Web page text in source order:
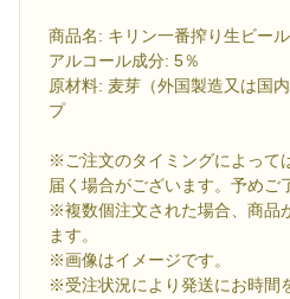
商品名: キリン一番搾り生ビール
アルコール成分: 5％
原材料: 麦芽（外国製造又は国
プ
※ご注文のタイミングによって
届く場合がございます。予めご
※複数個注文された場合、商品
ます。
※画像はイメージです。
※受注状況により発送にお時間